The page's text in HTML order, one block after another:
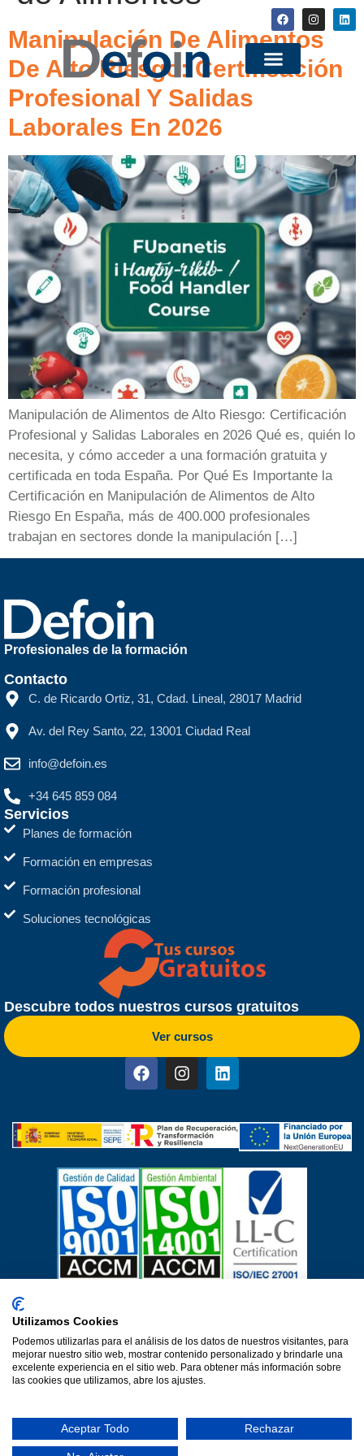
Manipulación De Alimentos
De Alto Riesgo: Certificación
Profesional Y Salidas
Laborales En 2026
Manipulación de Alimentos de Alto Riesgo: Certificación
Profesional y Salidas Laborales en 2026 Qué es, quién lo
necesita, y cómo acceder a una formación gratuita y
certificada en toda España. Por Qué Es Importante la
Certificación en Manipulación de Alimentos de Alto
Riesgo En España, más de 400.000 profesionales
trabajan en sectores donde la manipulación […]
Profesionales de la formación
Contacto
C. de Ricardo Ortiz, 31, Cdad. Lineal, 28017 Madrid
Av. del Rey Santo, 22, 13001 Ciudad Real
info@defoin.es
+34 645 859 084
Servicios
Planes de formación
Formación en empresas
Formación profesional
Soluciones tecnológicas
Descubre todos nuestros cursos gratuitos
Ver cursos
Aviso LegalPolítica de privacidad
Política de calidadProtección de datos
Declaración de accesibilidad
© 2026·Ver 1.0·Formacion Para el Desarrollo e Insercion S.L.
(DEFOIN)
Utilizamos Cookies
Podemos utilizarlas para el análisis de los datos de nuestros visitantes, para
mejorar nuestro sitio web, mostrar contenido personalizado y brindarle una
excelente experiencia en el sitio web. Para obtener más información sobre
las cookies que utilizamos, abre los ajustes.
Aceptar Todo Rechazar